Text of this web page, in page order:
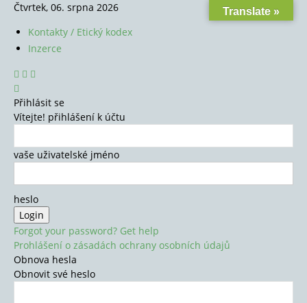
Čtvrtek, 06. srpna 2026
Kontakty / Etický kodex
Inzerce
Přihlásit se
Vítejte! přihlášení k účtu
vaše uživatelské jméno
heslo
Forgot your password? Get help
Prohlášení o zásadách ochrany osobních údajů
Obnova hesla
Obnovit své heslo
Translate »